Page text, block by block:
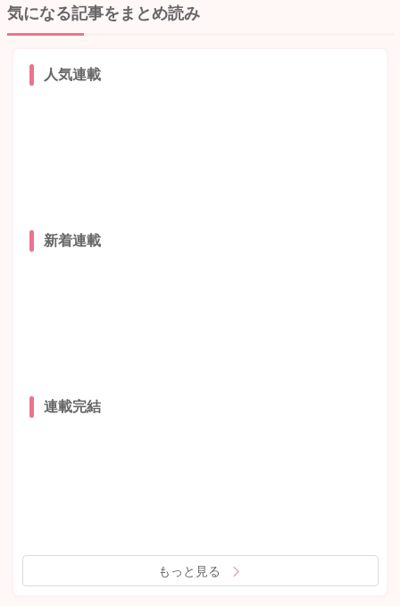
気になる記事をまとめ読み
人気連載
新着連載
連載完結
もっと見る